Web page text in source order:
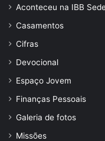
Aconteceu na IBB
Casamentos
Cifras
Devocional
Espaço Jovem
Finanças Pessoais
Galeria de fotos
Missões